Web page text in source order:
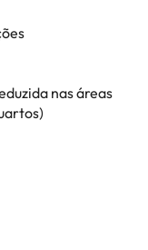
nas áreas